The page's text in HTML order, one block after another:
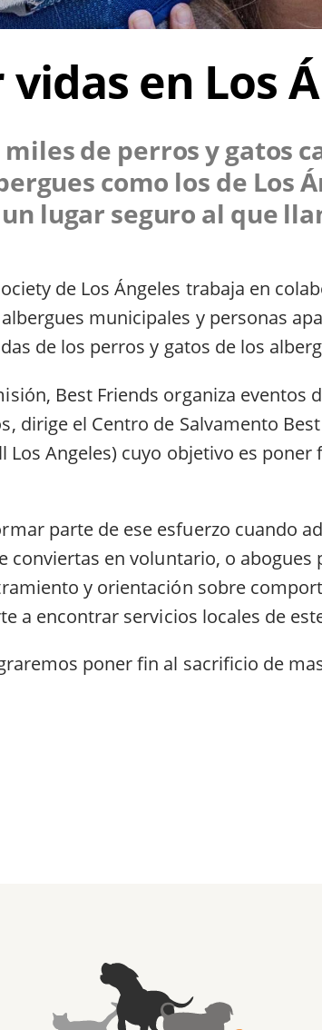
vidas en Los
miles de perros y gatos
como los de Los
lugar seguro al que
de Los Ángeles trabaja en
municipales y personas
de los perros y gatos de los
Best Friends organiza eventos
dirige el Centro de Salvamento
Los Angeles) cuyo objetivo es
parte de ese esfuerzo cuando
conviertas en voluntario, o abogues
y orientación sobre
a encontrar servicios locales de
poner fin al sacrificio de